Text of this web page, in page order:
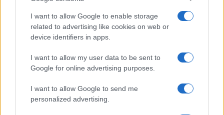
I want to allow Google to enable storage
related to advertising like cookies on web or
device identifiers in apps.
I want to allow my user data to be sent to
Google for online advertising purposes.
I want to allow Google to send me
personalized advertising.
Matteo Berrettini: “Wimbledon è il tempio